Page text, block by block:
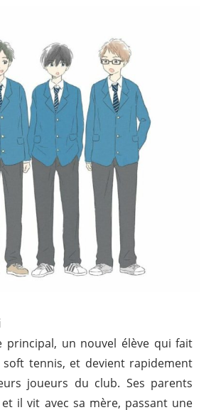
principal, un nouvel élève qui fait
tennis, et devient rapidement
joueurs du club. Ses parents
il vit avec sa mère, passant une